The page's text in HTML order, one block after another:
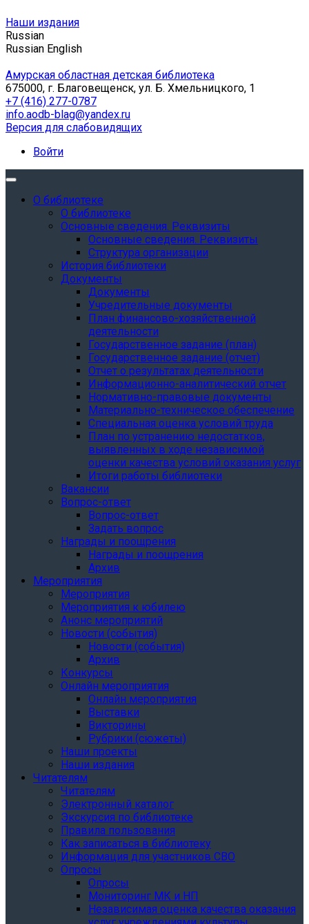
Наши издания
Russian
Russian English
Амурская областная детская библиотека
675000, г. Благовещенск, ул. Б. Хмельницкого, 1
+7 (416) 277-0787
info.aodb-blag@yandex.ru
Версия для слабовидящих
Войти
О библиотеке
О библиотеке
Основные сведения. Реквизиты
Основные сведения. Реквизиты
Структура организации
История библиотеки
Документы
Документы
Учредительные документы
План финансово-хозяйственной
деятельности
Государственное задание (план)
Государственное задание (отчет)
Отчет о результатах деятельности
Информационно-аналитический отчет
Нормативно-правовые документы
Материально-техническое обеспечение
Специальная оценка условий труда
План по устранению недостатков,
выявленных в ходе независимой
оценки качества условий оказания услуг
Итоги работы библиотеки
Вакансии
Вопрос-ответ
Вопрос-ответ
Задать вопрос
Награды и поощрения
Награды и поощрения
Архив
Мероприятия
Мероприятия
Мероприятия к юбилею
Анонс мероприятий
Новости (события)
Новости (события)
Архив
Конкурсы
Онлайн мероприятия
Онлайн мероприятия
Выставки
Викторины
Рубрики (сюжеты)
Наши проекты
Наши издания
Читателям
Читателям
Электронный каталог
Экскурсия по библиотеке
Правила пользования
Как записаться в библиотеку
Информация для участников СВО
Опросы
Опросы
Мониторинг МК и НП
Независимая оценка качества оказания